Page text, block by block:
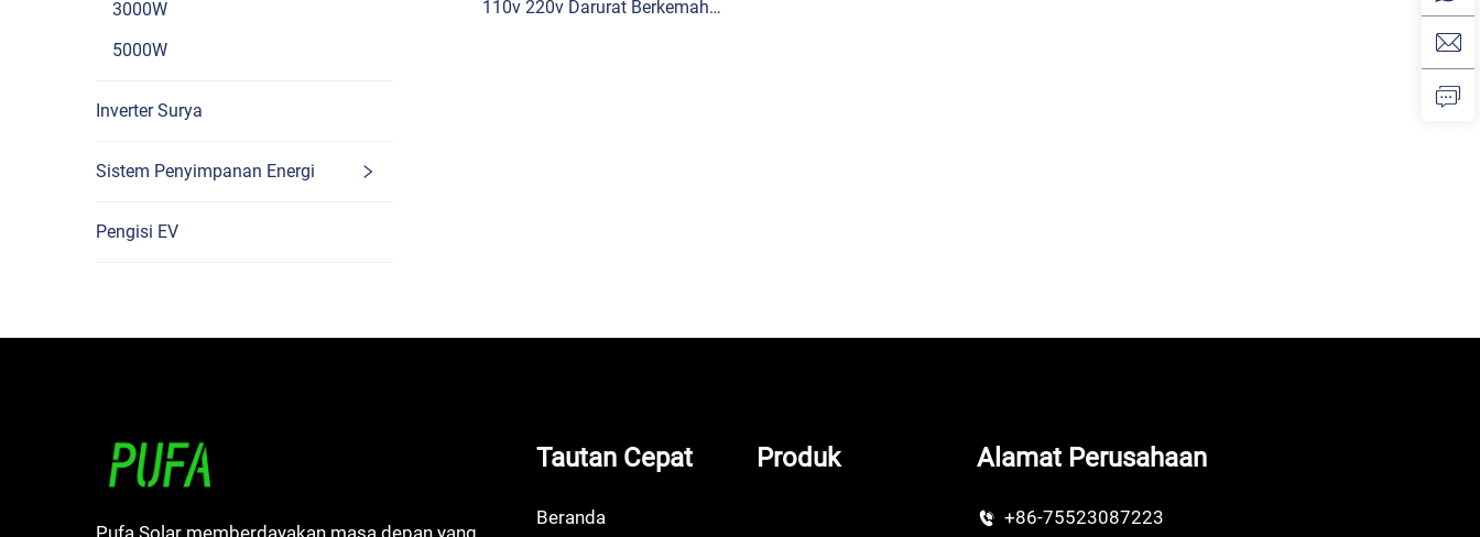
3000W
5000W
Inverter Surya
Sistem Penyimpanan Energi
Pengisi EV
110v 220v Darurat Berkemah
Pufa Solar memberdayakan masa depan yang
Tautan Cepat
Beranda
Produk Alamat Perusahaan
+86-75523087223